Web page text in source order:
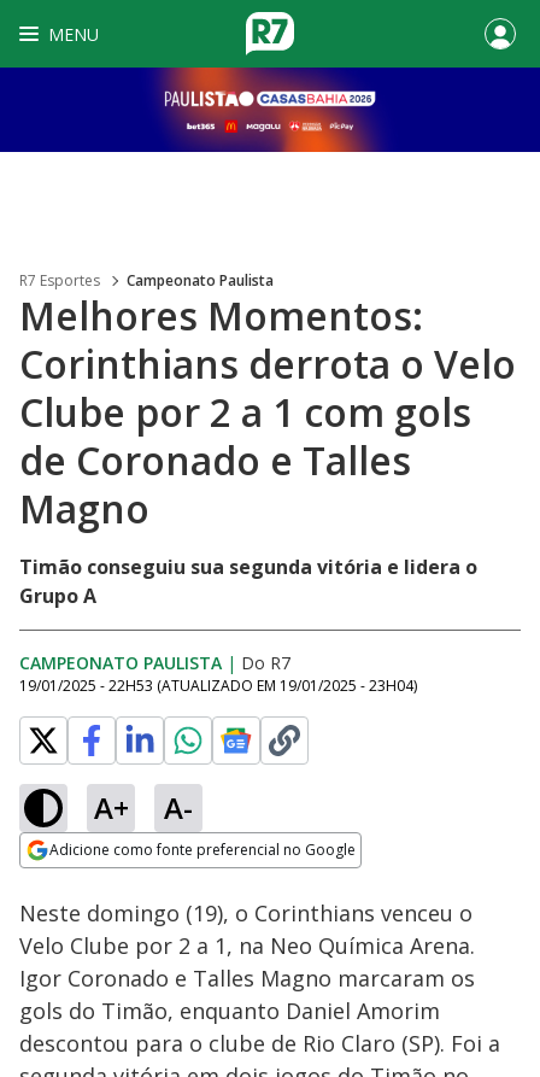
MENU
R7 Esportes Campeonato Paulista
Melhores Momentos:
Corinthians derrota o Velo
Clube por 2 a 1 com gols
de Coronado e Talles
Magno
Timão conseguiu sua segunda vitória e lidera o
Grupo A
CAMPEONATO PAULISTA | Do R7
19/01/2025 - 22H53 (ATUALIZADO EM 19/01/2025 - 23H04)
A+ A-
Adicione como fonte preferencial no Google
Ativar
Loaded
14.13%
Neste domingo (19), o Corinthians venceu o
Velo Clube por 2 a 1, na Neo Química Arena.
Igor Coronado e Talles Magno marcaram os
gols do Timão, enquanto Daniel Amorim
descontou para o clube de Rio Claro (SP). Foi a